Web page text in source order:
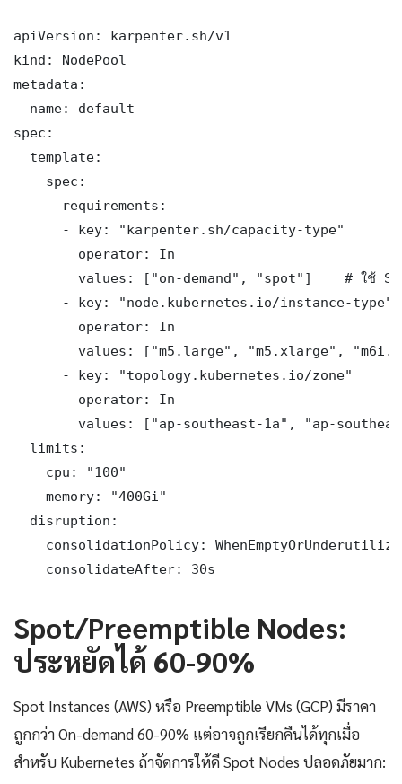
apiVersion: karpenter.sh/v1
kind: NodePool
metadata:
  name: default
spec:
  template:
    spec:
      requirements:
      - key: "karpenter.sh/capacity-type"
        operator: In
values: ["on-demand", "spot"]    # ใช้
      - key: "node.kubernetes.io/instance-type"
        operator: In
values: ["m5.large", "m5.xlarge",
      - key: "topology.kubernetes.io/zone"
        operator: In
values: ["ap-southeast-1a", "ap-
  limits:
    cpu: "100"
    memory: "400Gi"
  disruption:
consolidationPolicy:
    consolidateAfter: 30s
Spot/Preemptible Nodes:
ประหยัดได้ 60-90%
Spot Instances (AWS) หรือ Preemptible VMs (GCP) มีราคา
ถูกกว่า On-demand 60-90% แต่อาจถูกเรียกคืนได้ทุกเมื่อ
สำหรับ Kubernetes ถ้าจัดการให้ดี Spot Nodes ปลอดภัยมาก: